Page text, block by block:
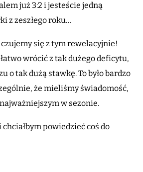
już 3:2 i jesteście jedną
z zeszłego roku…
się z tym rewelacyjnie!
wrócić z tak dużego deficytu,
o tak dużą stawkę. To było bardzo
że mieliśmy świadomość,
w sezonie.
powiedzieć coś do